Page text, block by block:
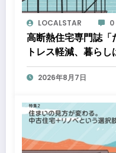
LOCALSTAR 0
高断熱住宅専門誌
トレス軽減、暮ら
2026年8月7日